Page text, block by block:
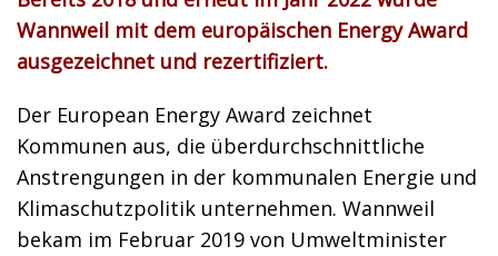
Wannweil mit dem europäischen Energy Award
ausgezeichnet und rezertifiziert.
Der European Energy Award zeichnet
Kommunen aus, die überdurchschnittliche
Anstrengungen in der kommunalen Energie und
Klimaschutzpolitik unternehmen. Wannweil
bekam im Februar 2019 von Umweltminister